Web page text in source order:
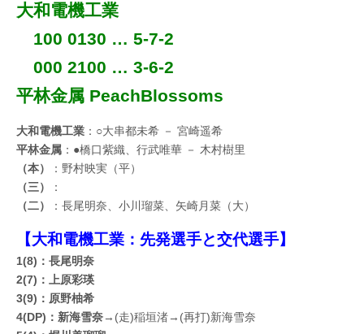
大和電機工業
100 0130 … 5-7-2
000 2100 … 3-6-2
平林金属 PeachBlossoms
大和電機工業 ：○大串都未希 － 宮崎遥希
平林金属 ：●橋口紫織、行武唯華 － 木村樹里
（本）
：野村映実（平）
（三）
：
（二）
：長尾明奈、小川瑠菜、矢崎月菜（大）
【大和電機工業：先発選手と交代選手】
1(8)：長尾明奈
2(7)：上原彩瑛
3(9)：原野柚希
4(DP)：新海雪奈→(走)稲垣渚→(再打)新海雪奈